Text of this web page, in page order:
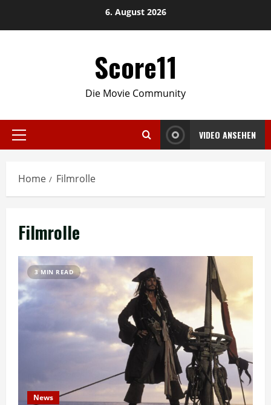
6. August 2026
Score11
Die Movie Community
Primary
VIDEO ANSEHEN
Home Filmrolle
Filmrolle
3 MIN READ
News